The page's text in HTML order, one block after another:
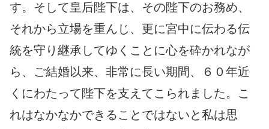
す。そして皇后陛下は、その陛下のお務め、
それから立場を重んじ、更に宮中に伝わる伝
統を守り継承してゆくことに心を砕かれなが
ら、ご結婚以来、非常に長い期間、６０年近
くにわたって陛下を支えてこられました。こ
れはなかなかできることではないと私は思